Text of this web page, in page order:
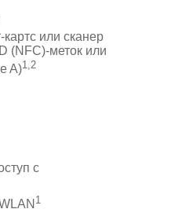
или сканер
(NFC)-меток или
A)1,2
с
1